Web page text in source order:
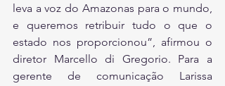
leva a voz do Amazonas para o mundo,
e queremos retribuir tudo o que o
estado nos proporcionou”, afirmou o
diretor Marcello di Gregorio. Para a
gerente de comunicação Larissa